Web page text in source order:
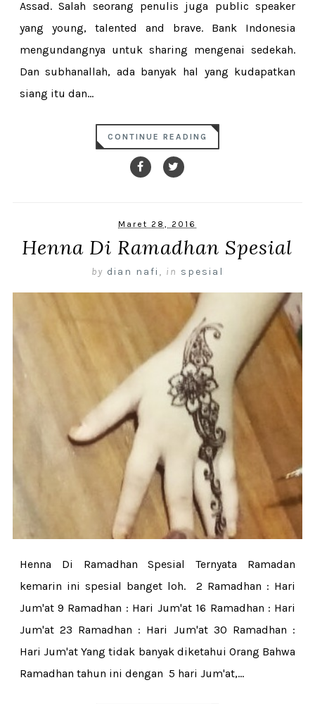
Assad. Salah seorang penulis juga public speaker
yang young, talented and brave. Bank Indonesia
mengundangnya untuk sharing mengenai sedekah.
Dan subhanallah, ada banyak hal yang kudapatkan
siang itu dan...
CONTINUE READING
Maret 28, 2016
Henna Di Ramadhan Spesial
by dian nafi , in spesial
Henna Di Ramadhan Spesial Ternyata Ramadan
kemarin ini spesial banget loh. 2 Ramadhan : Hari
Jum'at 9 Ramadhan : Hari Jum'at 16 Ramadhan : Hari
Jum'at 23 Ramadhan : Hari Jum'at 30 Ramadhan :
Hari Jum'at Yang tidak banyak diketahui Orang Bahwa
Ramadhan tahun ini dengan 5 hari Jum'at,...